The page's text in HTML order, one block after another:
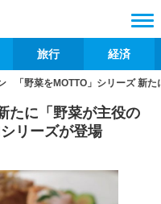
旅行 経済
「野菜をMOTTO」シリーズ 新
たに「野菜が主役の
リーズが登場